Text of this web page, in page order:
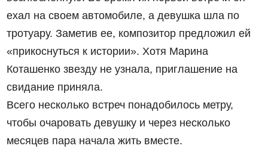
ехал на своем автомобиле, а девушка шла по
тротуару. Заметив ее, композитор предложил ей
«прикоснуться к истории». Хотя Марина
Коташенко звезду не узнала, приглашение на
свидание приняла.
Всего несколько встреч понадобилось метру,
чтобы очаровать девушку и через несколько
месяцев пара начала жить вместе.